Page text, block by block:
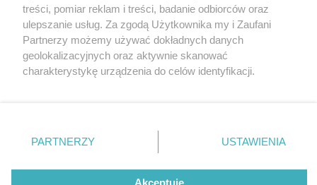
Nie zapomnij
zapoznać się z:
polityką prywatności regulamin korzystania z portali
Twojemiasto
Piekary Śląskie
Chorzów
Tarnowskie Góry
Gliwice
Skontakuj sięz nami
Kontakt
Wydawca
Redakcja
treści, pomiar reklam i treści, badanie odbiorców oraz
ulepszanie usług. Za zgodą Użytkownika my i Zaufani
Partnerzy możemy używać dokładnych danych
geolokalizacyjnych oraz aktywnie skanować
charakterystykę urządzenia do celów identyfikacji.
zmienić/wycofać klikając przycisk ustawień prywatności
znajdujący się w lewym dolnym rogu strony
rodzaje przetwarzania danych nie wymagają zgody
użytkownika, ale masz prawo sprzeciwić się takiemu
PARTNERZY USTAWIENIA
Akceptuję